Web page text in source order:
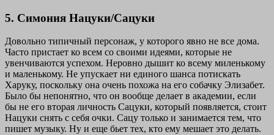
5. Симония Нацуки/Сацуки
Довольно типичный персонаж, у которого явно не все дома.
Часто пристает ко всем со своими идеями, которые не
увенчиваются успехом. Неровно дышит ко всему миленькому
и маленькому. Не упускает ни единого шанса потискать
Харуку, поскольку она очень похожа на его собачку Элизабет.
Было бы непонятно, что он вообще делает в академии, если
бы не его вторая личность Сацуки, который появляется, стоит
Нацуки снять с себя очки. Сацу только и занимается тем, что
пишет музыку. Ну и еще бьет тех, кто ему мешает это делать.